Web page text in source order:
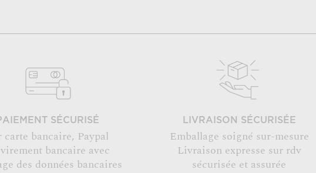
SÉCURISÉ
carte bancaire, Paypal
bancaire avec
des données bancaires
LIVRAISON SÉCURISÉE
Emballage soigné sur-mesure
Livraison expresse sur rdv
sécurisée et assurée